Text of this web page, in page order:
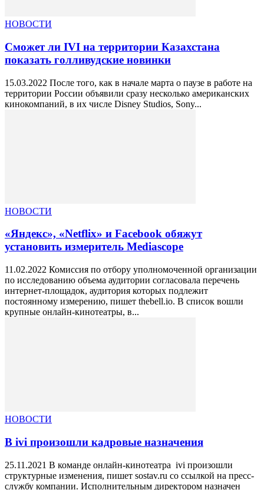
НОВОСТИ
Сможет ли IVI на территории Казахстана
показать голливудские новинки
15.03.2022 После того, как в начале марта о паузе в работе на
территории России объявили сразу несколько американских
кинокомпаний, в их числе Disney Studios, Sony...
НОВОСТИ
«Яндекс», «Netflix» и Facebook обяжут
установить измеритель Mediascope
11.02.2022 Комиссия по отбору уполномоченной организации
по исследованию объема аудитории согласовала перечень
интернет-площадок, аудитория которых подлежит
постоянному измерению, пишет thebell.io. В список вошли
крупные онлайн-кинотеатры, в...
НОВОСТИ
В ivi произошли кадровые назначения
25.11.2021 В команде онлайн-кинотеатра ivi произошли
структурные изменения, пишет sostav.ru со ссылкой на пресс-
службу компании. Исполнительным директором назначен